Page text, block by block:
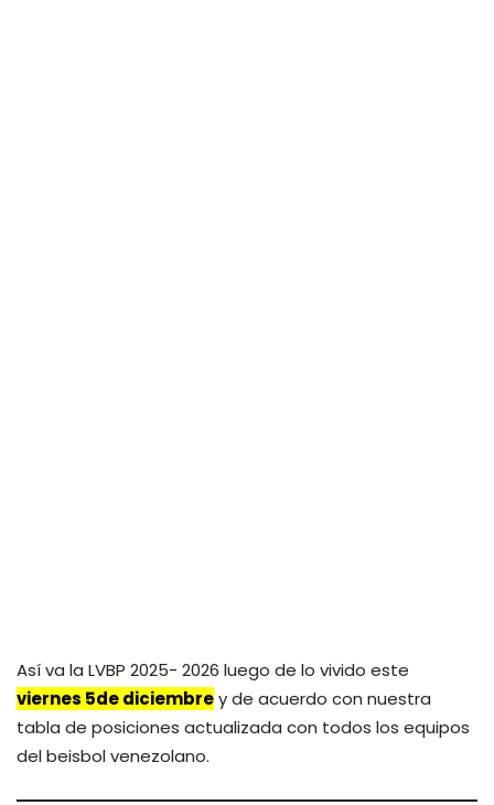
Así va la LVBP 2025- 2026 luego de lo vivido este
viernes 5de diciembrey de acuerdo con nuestra
tabla de posiciones actualizada con todos los equipos
del beisbol venezolano.